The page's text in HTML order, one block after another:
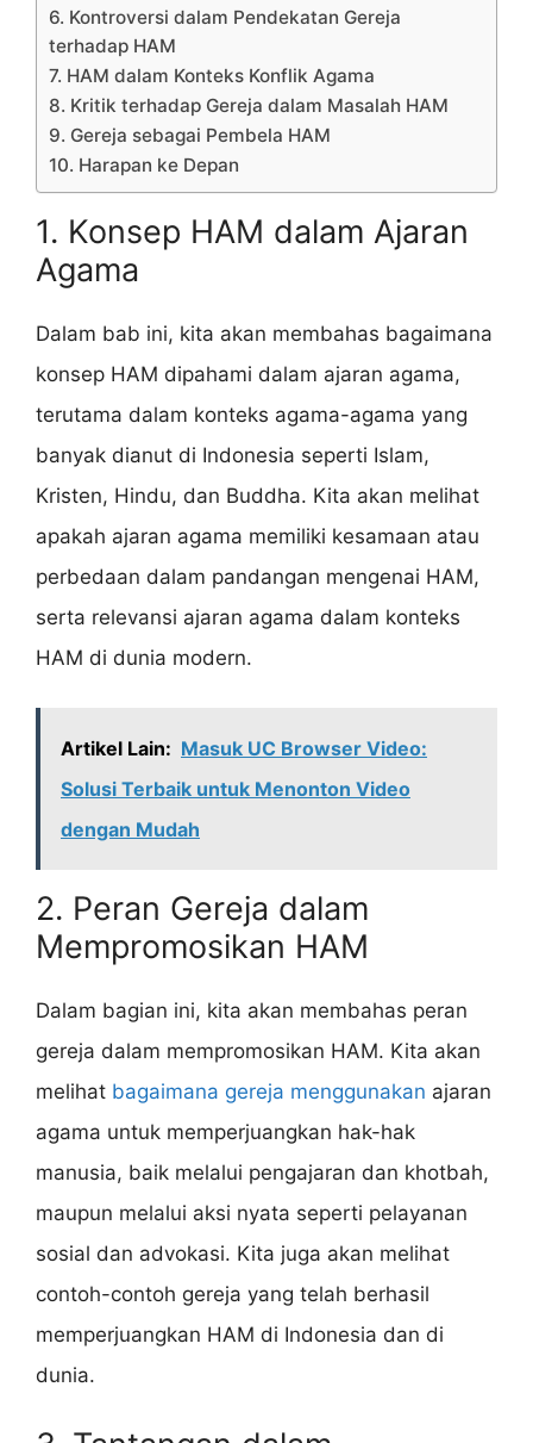
6. Kontroversi dalam Pendekatan Gereja
terhadap HAM
7. HAM dalam Konteks Konflik Agama
8. Kritik terhadap Gereja dalam Masalah HAM
9. Gereja sebagai Pembela HAM
10. Harapan ke Depan
1. Konsep HAM dalam Ajaran
Agama
Dalam bab ini, kita akan membahas bagaimana
konsep HAM dipahami dalam ajaran agama,
terutama dalam konteks agama-agama yang
banyak dianut di Indonesia seperti Islam,
Kristen, Hindu, dan Buddha. Kita akan melihat
apakah ajaran agama memiliki kesamaan atau
perbedaan dalam pandangan mengenai HAM,
serta relevansi ajaran agama dalam konteks
HAM di dunia modern.
Artikel Lain: Masuk UC Browser Video:
Solusi Terbaik untuk Menonton Video
dengan Mudah
2. Peran Gereja dalam
Mempromosikan HAM
Dalam bagian ini, kita akan membahas peran
gereja dalam mempromosikan HAM. Kita akan
melihat bagaimana gereja menggunakan ajaran
agama untuk memperjuangkan hak-hak
manusia, baik melalui pengajaran dan khotbah,
maupun melalui aksi nyata seperti pelayanan
sosial dan advokasi. Kita juga akan melihat
contoh-contoh gereja yang telah berhasil
memperjuangkan HAM di Indonesia dan di
dunia.